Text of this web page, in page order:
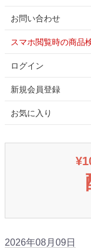
お問い合わせ
スマホ閲覧時の商品
ログイン
新規会員登録
お気に入り
2026年08月09日